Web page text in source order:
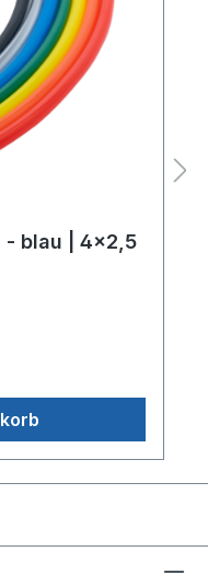
- blau | 4x2,5